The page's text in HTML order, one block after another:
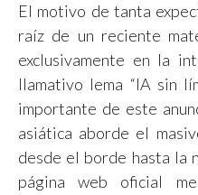
El motivo de tanta
raíz de un reciente
exclusivamente en la
llamativo lema “IA sin
importante de este
asiática aborde el
desde el borde hasta la
página web oficial